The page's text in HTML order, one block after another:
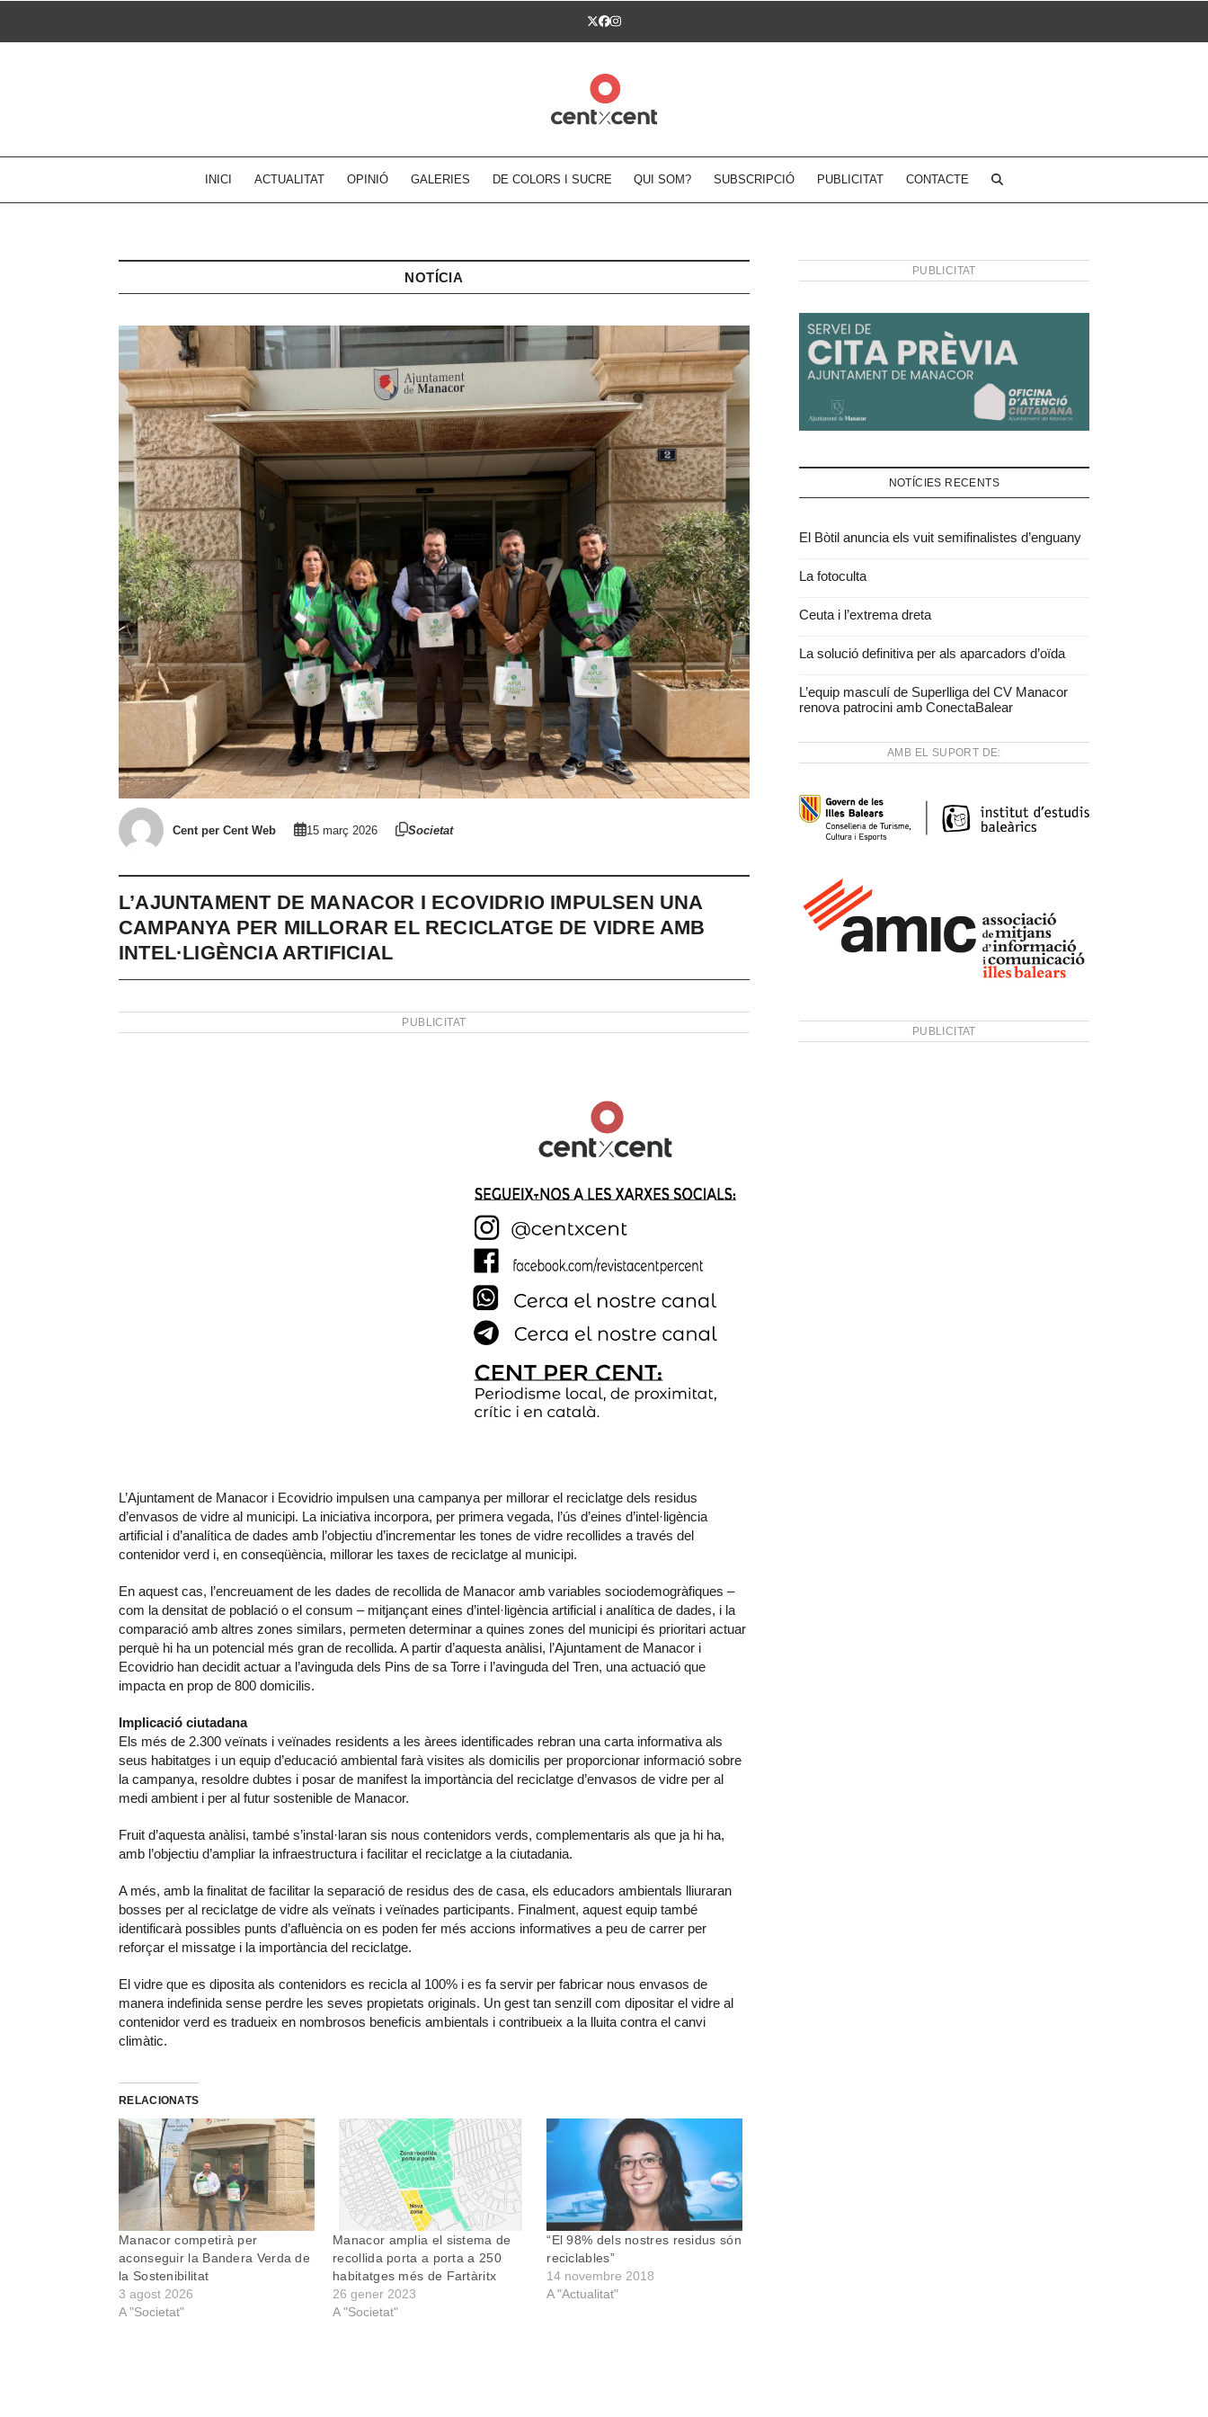
Twitter
Facebook
Instagram
INICI ACTUALITAT OPINIÓ GALERIES DE COLORS I SUCRE QUI SOM? SUBSCRIPCIÓ PUBLICITAT CONTACTE
NOTÍCIA
Cent per Cent Web 15 març 2026 Societat
L’AJUNTAMENT DE MANACOR I ECOVIDRIO IMPULSEN UNA
CAMPANYA PER MILLORAR EL RECICLATGE DE VIDRE AMB
INTEL·LIGÈNCIA ARTIFICIAL
PUBLICITAT
L’Ajuntament de Manacor i Ecovidrio impulsen una campanya per millorar el reciclatge dels residus
d’envasos de vidre al municipi. La iniciativa incorpora, per primera vegada, l’ús d’eines d’intel·ligència
artificial i d’analítica de dades amb l’objectiu d’incrementar les tones de vidre recollides a través del
contenidor verd i, en conseqüència, millorar les taxes de reciclatge al municipi.
En aquest cas, l’encreuament de les dades de recollida de Manacor amb variables sociodemogràfiques –
com la densitat de població o el consum – mitjançant eines d’intel·ligència artificial i analítica de dades, i la
comparació amb altres zones similars, permeten determinar a quines zones del municipi és prioritari actuar
perquè hi ha un potencial més gran de recollida. A partir d’aquesta anàlisi, l’Ajuntament de Manacor i
Ecovidrio han decidit actuar a l’avinguda dels Pins de sa Torre i l’avinguda del Tren, una actuació que
impacta en prop de 800 domicilis.
Implicació ciutadana
Els més de 2.300 veïnats i veïnades residents a les àrees identificades rebran una carta informativa als
seus habitatges i un equip d’educació ambiental farà visites als domicilis per proporcionar informació sobre
la campanya, resoldre dubtes i posar de manifest la importància del reciclatge d’envasos de vidre per al
medi ambient i per al futur sostenible de Manacor.
Fruit d’aquesta anàlisi, també s’instal·laran sis nous contenidors verds, complementaris als que ja hi ha,
amb l’objectiu d’ampliar la infraestructura i facilitar el reciclatge a la ciutadania.
A més, amb la finalitat de facilitar la separació de residus des de casa, els educadors ambientals lliuraran
bosses per al reciclatge de vidre als veïnats i veïnades participants. Finalment, aquest equip també
identificarà possibles punts d’afluència on es poden fer més accions informatives a peu de carrer per
reforçar el missatge i la importància del reciclatge.
El vidre que es diposita als contenidors es recicla al 100% i es fa servir per fabricar nous envasos de
manera indefinida sense perdre les seves propietats originals. Un gest tan senzill com dipositar el vidre al
contenidor verd es tradueix en nombrosos beneficis ambientals i contribueix a la lluita contra el canvi
climàtic.
RELACIONATS
Manacor competirà per
aconseguir la Bandera Verda de
la Sostenibilitat
3 agost 2026
A "Societat"
Manacor amplia el sistema de
recollida porta a porta a 250
habitatges més de Fartàritx
26 gener 2023
A "Societat"
“El 98% dels nostres residus són
reciclables”
14 novembre 2018
A "Actualitat"
PUBLICITAT
NOTÍCIES RECENTS
El Bòtil anuncia els vuit semifinalistes d’enguany
La fotoculta
Ceuta i l’extrema dreta
La solució definitiva per als aparcadors d’oïda
L’equip masculí de Superlliga del CV Manacor
renova patrocini amb ConectaBalear
AMB EL SUPORT DE:
PUBLICITAT